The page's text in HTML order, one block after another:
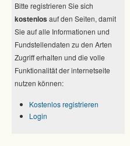
Bitte registrieren Sie sich
kostenlos auf den Seiten, damit
Sie auf alle Informationen und
Fundstellendaten zu den Arten
Zugriff erhalten und die volle
Funktionalität der internetseite
nutzen können:
Kostenlos registrieren
Login